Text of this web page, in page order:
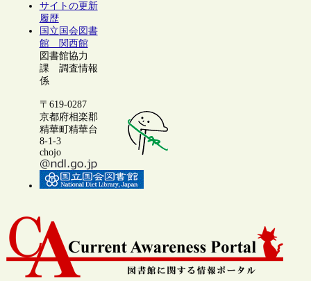
サイトの更新
履歴
国立国会図書
館 関西館
図書館協力
課 調査情報
係
〒619-0287
京都府相楽郡
精華町精華台
8-1-3
chojo